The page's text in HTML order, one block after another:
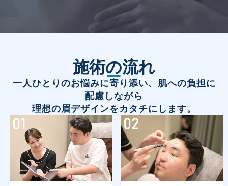
施術の流れ
一人ひとりのお悩みに寄り添い、肌への負担に
配慮しながら
理想の眉デザインをカタチにします。